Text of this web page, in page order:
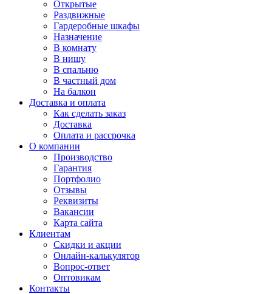
Открытые
Раздвижные
Гардеробные шкафы
Назначение
В комнату
В нишу
В спальню
В частный дом
На балкон
Доставка и оплата
Как сделать заказ
Доставка
Оплата и рассрочка
О компании
Производство
Гарантия
Портфолио
Отзывы
Реквизиты
Вакансии
Карта сайта
Клиентам
Скидки и акции
Онлайн-калькулятор
Вопрос-ответ
Оптовикам
Контакты